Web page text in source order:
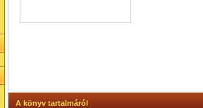
A könyv tartalmáról